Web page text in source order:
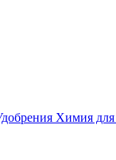
Химия для